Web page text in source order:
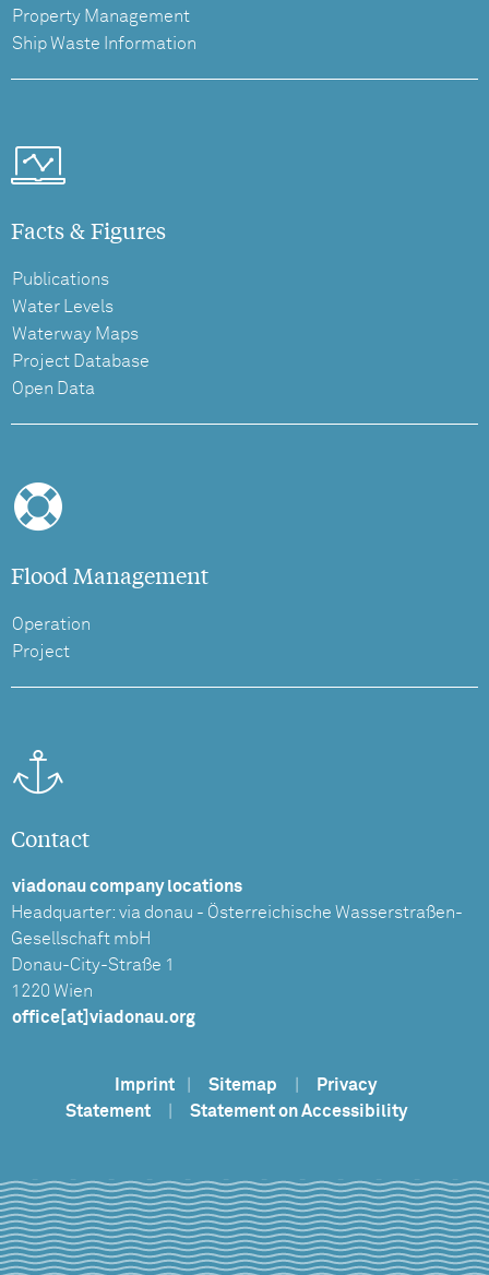
Property Management
Ship Waste Information
Facts & Figures
Publications
Water Levels
Waterway Maps
Project Database
Open Data
Flood Management
Operation
Project
Contact
viadonau company locations
Headquarter: via donau - Österreichische Wasserstraßen-
Gesellschaft mbH
Donau-City-Straße 1
1220 Wien
office[at]viadonau.org
Imprint Sitemap
Privacy
Statement
Statement on Accessibility